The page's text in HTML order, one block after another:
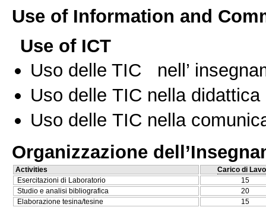
Use of Information and
Use of ICT
Uso delle TIC nell’
Uso delle TIC nella
Uso delle TIC nella
Organizzazione
Activities
Carico di
Esercitazioni di Laboratorio
15
Studio e analisi bibliografica
20
Elaborazione tesina/tesine
15